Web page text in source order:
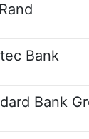
Bank
Bank